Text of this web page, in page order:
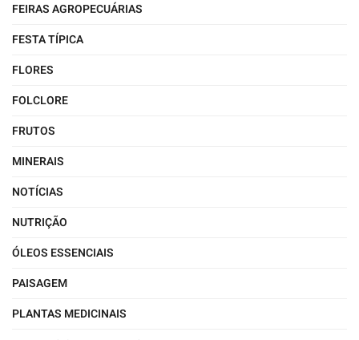
FEIRAS AGROPECUÁRIAS
FESTA TÍPICA
FLORES
FOLCLORE
FRUTOS
MINERAIS
NOTÍCIAS
NUTRIÇÃO
ÓLEOS ESSENCIAIS
PAISAGEM
PLANTAS MEDICINAIS